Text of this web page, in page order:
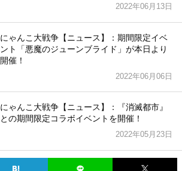
2022年06月13日
にゃんこ大戦争【ニュース】：期間限定イベ
ント「悪魔のジューンブライド」が本日より
開催！
2022年06月06日
にゃんこ大戦争【ニュース】：『消滅都市』
との期間限定コラボイベントを開催！
2022年05月23日